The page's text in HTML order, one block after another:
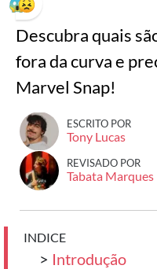
Descubra quais
fora da curva e
Marvel Snap!
ESCRITO POR
Tony Lucas
REVISADO POR
Tabata Marques
INDICE
> Introdução